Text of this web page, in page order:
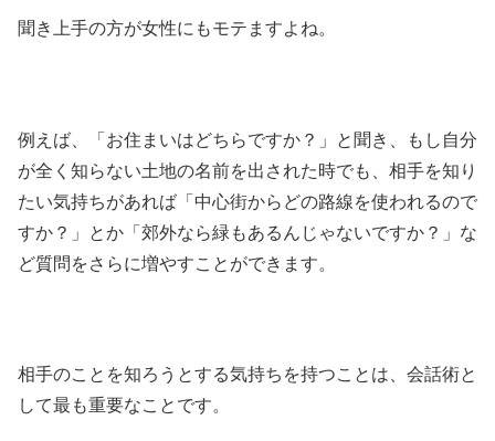
聞き上手の方が女性にもモテますよね。
例えば、「お住まいはどちらですか？」と聞き、もし自分
が全く知らない土地の名前を出された時でも、相手を知り
たい気持ちがあれば「中心街からどの路線を使われるので
すか？」とか「郊外なら緑もあるんじゃないですか？」な
ど質問をさらに増やすことができます。
相手のことを知ろうとする気持ちを持つことは、会話術と
して最も重要なことです。